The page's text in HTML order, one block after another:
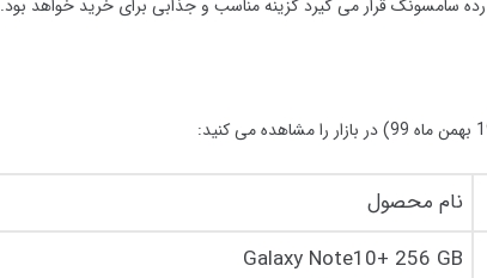
سامسونگ قرار می گیرد گزینه مناسب و جذابی برای خرید خواهد بود.
99) در بازار را مشاهده می کنید:
نام محصول
Galaxy Note10+ 256 GB